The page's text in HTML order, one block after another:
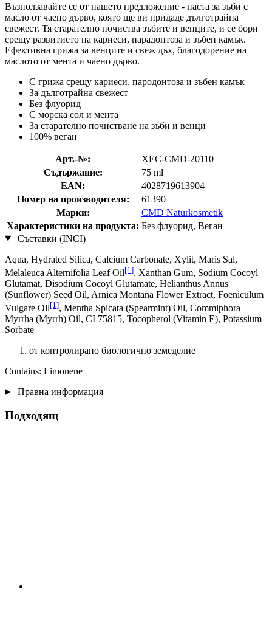
Възползавайте се от нашето предложение - паста за зъби с
масло от чаено дърво, която ще ви придаде дълготрайна
свежест. Тя старателно почиства зъбите и венците, и се бори
срещу развитието на кариеси, парадонтоза и зъбен камък.
Ефективна грижа за венците и свеж дъх, благодорение на
маслото от мента и чаено дърво.
С грижа срещу кариеси, пародонтоза и зъбен камък
За дълготрайна свежест
Без флуорид
С морска сол и мента
За старателно почистване на зъби и венци
100% веган
Арт.-№:
XEC-CMD-20110
Съдържание:
75 ml
EAN:
4028719613904
Номер на производителя:
61390
Марки:
CMD Naturkosmetik
Характеристики на продукта: Без флуорид, Веган
Съставки (INCI)
Aqua, Hydrated Silica, Calcium Carbonate, Xylit, Maris Sal,
Melaleuca Alternifolia Leaf Oil[1], Xanthan Gum, Sodium Cocoyl
Glutamat, Disodium Cocoyl Glutamate, Helianthus Annus
(Sunflower) Seed Oil, Arnica Montana Flower Extract, Foeniculum
Vulgare Oil[1], Mentha Spicata (Spearmint) Oil, Commiphora
Myrrha (Myrrh) Oil, CI 75815, Tocopherol (Vitamin E), Potassium
Sorbate
от контролирано биологично земеделие
Contains: Limonene
Правна информация
Подходящ